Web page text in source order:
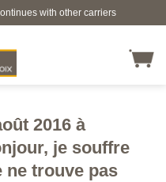
with other carriers
2016 à
je souffre
ne trouve pas